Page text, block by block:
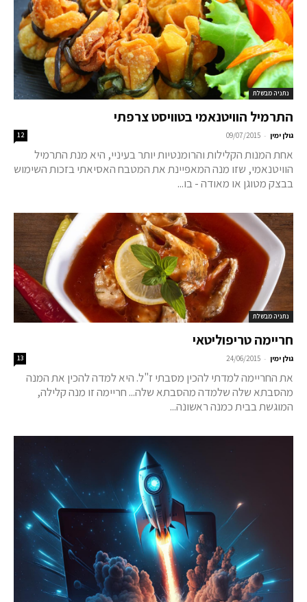
נתניה מבשלת
התרמיל הוויטנאמי בטוויסט צרפתי
גולן ימין -
09/07/2015
12
אחת המנות הקלילות והרומנטיות יותר בעיניי, היא מנת התרמיל
הוויטנאמי, שזו מנה המאפיינת את המטבח האסיאתי בזכות השימוש
בבצק מטוגן או מאודה - בו...
נתניה מבשלת
חריימה טריפוליטאי
גולן ימין -
24/06/2015
13
את החריימה למדתי להכין מסבתי ז"ל. היא למדה להכין את המנה
מהסבתא שלה שלמדה מהסבתא שלה... חריימה זו מנה קלילה,
המוגשת בבית כמנה ראשונה...